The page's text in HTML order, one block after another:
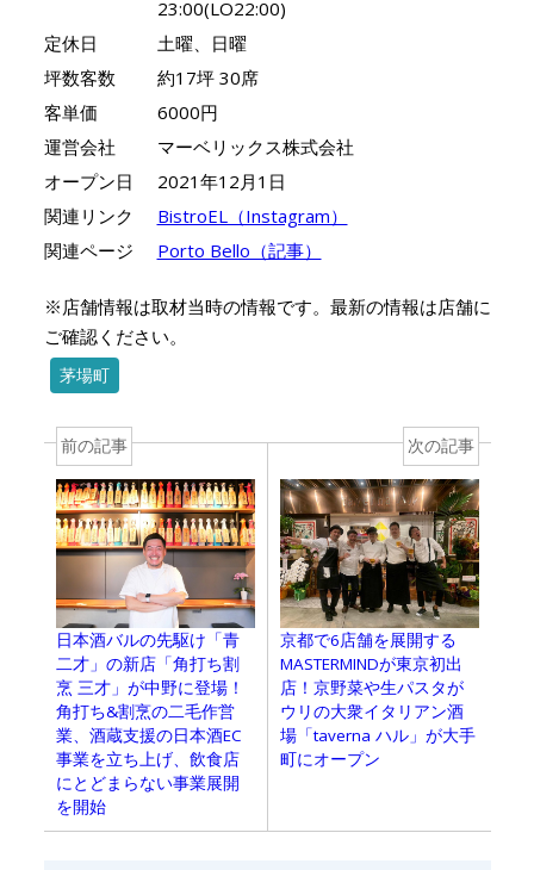
23:00(LO22:00)
定休日
土曜、日曜
坪数客数
約17坪 30席
客単価
6000円
運営会社
マーベリックス株式会社
オープン日
2021年12月1日
関連リンク
BistroEL（Instagram）
関連ページ
Porto Bello（記事）
※店舗情報は取材当時の情報です。最新の情報は店舗に
ご確認ください。
茅場町
前の記事
日本酒バルの先駆け「青
二才」の新店「角打ち割
烹 三才」が中野に登場！
角打ち&割烹の二毛作営
業、酒蔵支援の日本酒EC
事業を立ち上げ、飲食店
にとどまらない事業展開
を開始
次の記事
京都で6店舗を展開する
MASTERMINDが東京初出
店！京野菜や生パスタが
ウリの大衆イタリアン酒
場「taverna ハル」が大手
町にオープン